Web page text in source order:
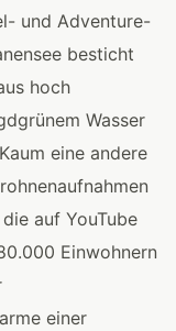
und Adventure-
besticht
hoch
Wasser
eine andere
auf YouTube
Einwohnern
einer